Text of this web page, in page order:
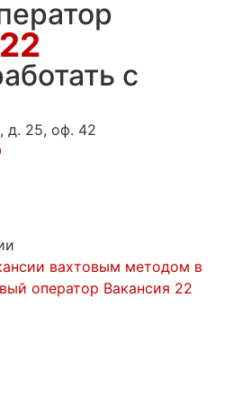
22
с
д. 25, оф. 42
вахтовым методом в
оператор Вакансия 22